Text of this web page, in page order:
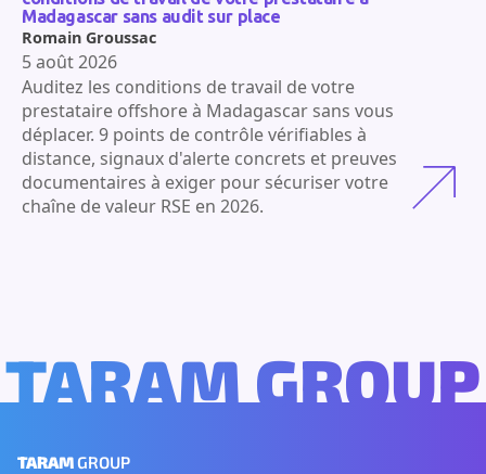
Madagascar sans audit sur place
Auditez les conditions de travail de votre
prestataire offshore à Madagascar sans vous
déplacer. 9 points de contrôle vérifiables à
distance, signaux d'alerte concrets et preuves
documentaires à exiger pour sécuriser votre
chaîne de valeur RSE en 2026.
Romain Groussac
5 août 2026
TARAM GROUP
TARAMGROUP